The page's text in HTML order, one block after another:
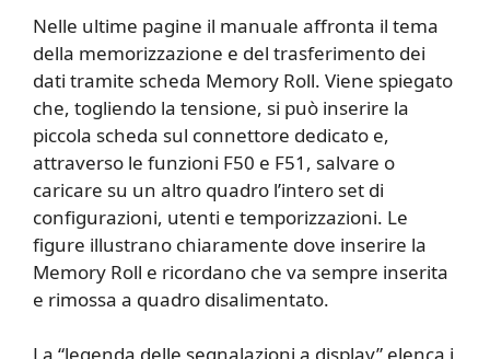
Nelle ultime pagine il manuale affronta il tema
della memorizzazione e del trasferimento dei
dati tramite scheda Memory Roll. Viene spiegato
che, togliendo la tensione, si può inserire la
piccola scheda sul connettore dedicato e,
attraverso le funzioni F50 e F51, salvare o
caricare su un altro quadro l’intero set di
configurazioni, utenti e temporizzazioni. Le
figure illustrano chiaramente dove inserire la
Memory Roll e ricordano che va sempre inserita
e rimossa a quadro disalimentato.